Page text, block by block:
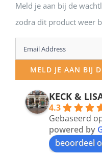
Meld je aan bij de
zodra dit product weer
Enter
your
email
address
MELD JE AAN BIJ
KECK &
4.3
Gebaseerd
powered by
beoordeel